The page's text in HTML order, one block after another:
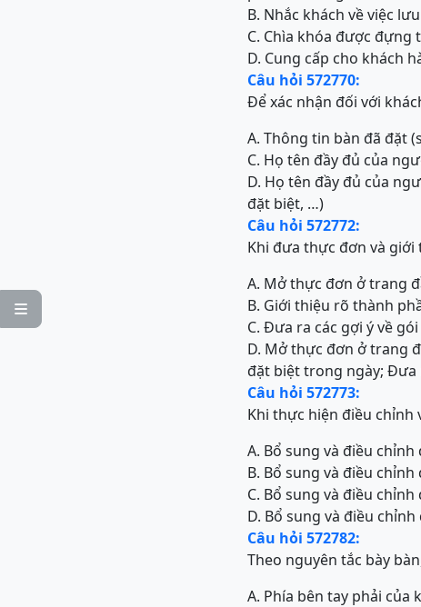

B. Nhắc khách về việc
C. Chìa khóa được
D. Cung cấp cho khách
Câu hỏi 572770:
Để xác nhận đối với
A. Thông tin bàn đã đặt
C. Họ tên đầy đủ của
D. Họ tên đầy đủ của
đặt biệt, …)
Câu hỏi 572772:
Khi đưa thực đơn và giới
A. Mở thực đơn ở trang
B. Giới thiệu rõ thành
C. Đưa ra các gợi ý về
D. Mở thực đơn ở trang
đặt biệt trong ngày; Đưa
Câu hỏi 572773:
Khi thực hiện điều chỉnh
A. Bổ sung và điều
B. Bổ sung và điều
C. Bổ sung và điều
D. Bổ sung và điều
Câu hỏi 572782:
Theo nguyên tắc bày
A. Phía bên tay phải của